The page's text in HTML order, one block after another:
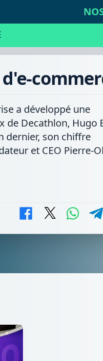
a développé une
de Decathlon, Hugo
dernier, son chiffre
et CEO Pierre-